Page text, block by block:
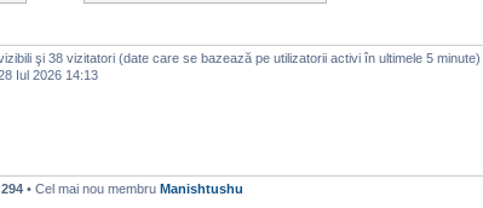
şi 38 vizitatori (date care se bazează pe utilizatorii activi în ultimele 5 minute)
Iul 2026 14:13
294 • Cel mai nou membru Manishtushu